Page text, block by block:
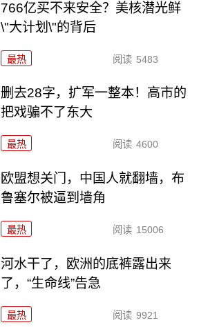
766亿买不来安全？美核潜光鲜
\"大计划\"的背后
最热 阅读 5483
删去28字，扩军一整本！高市的
把戏骗不了东大
最热 阅读 4600
欧盟想关门，中国人就翻墙，布
鲁塞尔被逼到墙角
最热 阅读 15006
河水干了，欧洲的底裤露出来
了，“生命线”告急
最热 阅读 9921